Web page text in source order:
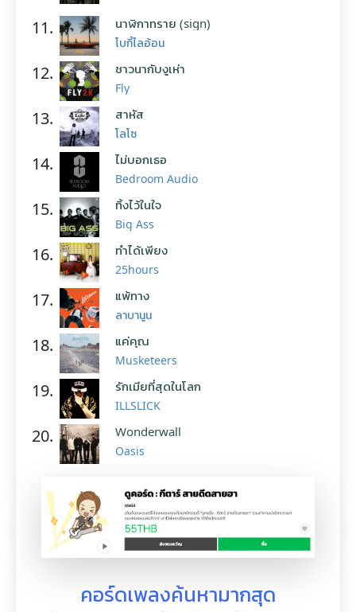
11. นาฬิกาทราย (sign)
โบกี้ไลอ้อน
12. ชาวนากับงูเห่า
Fly
13. สาหัส
โลโซ
14. ไม่บอกเธอ
Bedroom Audio
15. ทิ้งไว้ในใจ
Big Ass
16. ทำได้เพียง
25hours
17. แพ้ทาง
ลาบานูน
18. แค่คุณ
Musketeers
19. รักเมียที่สุดในโลก
ILLSLICK
20. Wonderwall
Oasis
คอร์ดเพลงค้นหามากสุด